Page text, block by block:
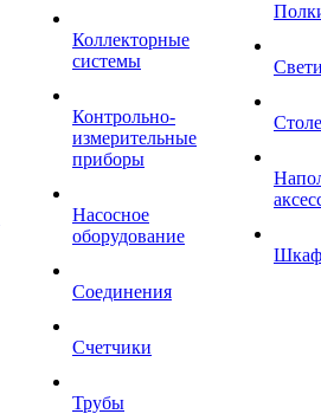
Коллекторные
системы
Контрольно-
измерительные
приборы
Насосное
оборудование
Соединения
Счетчики
Трубы